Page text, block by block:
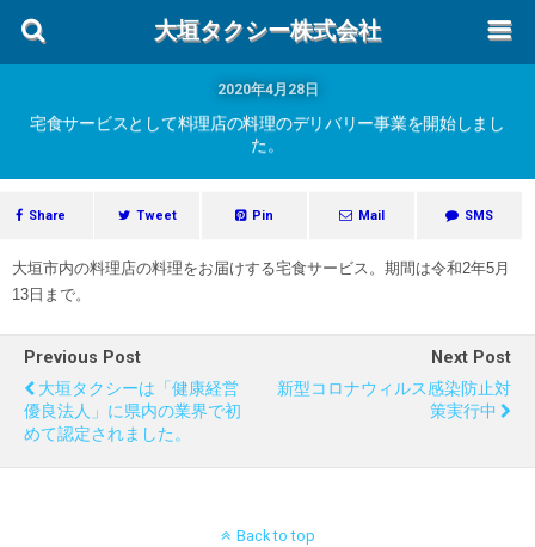
大垣タクシー株式会社
2020年4月28日
宅食サービスとして料理店の料理のデリバリー事業を開始しまし
た。
Share Tweet Pin Mail SMS
大垣市内の料理店の料理をお届けする宅食サービス。期間は令和2年5月
13日まで。
Previous Post
大垣タクシーは「健康経営
優良法人」に県内の業界で初
めて認定されました。
Next Post
新型コロナウィルス感染防止対
策実行中
Back to top